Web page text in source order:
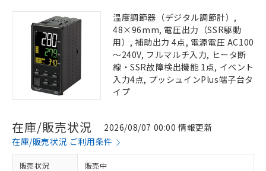
温度調節器（デジタル調節計）,
48×96mm, 電圧出力（SSR駆動
用）, 補助出力 4点, 電源電圧 AC100
～240V, フルマルチ入力, ヒータ断
線・SSR故障検出機能 1点, イベント
入力4点, プッシュインPlus端子台タ
イプ
在庫/販売状況
2026/08/07 00:00 情報更新
在庫/販売状況 ご利用条件
販売状況 販売中